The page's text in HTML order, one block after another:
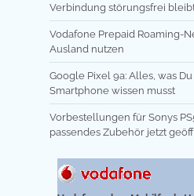
Verbindung störungsfrei
Vodafone Prepaid Roaming-
Ausland nutzen
Google Pixel 9a: Alles, was
Smartphone wissen musst
Vorbestellungen für Sonys
passendes Zubehör jetzt